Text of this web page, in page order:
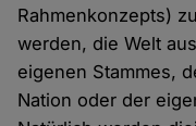
Rahmenkonzepts)
werden, die Welt
eigenen Stammes,
Nation oder der